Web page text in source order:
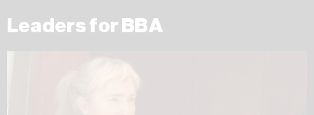
Leaders for BBA